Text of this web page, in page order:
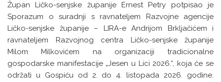
Župan Ličko-senjske županije Ernest Petry potpisao je
Sporazum o suradnji s ravnateljem Razvojne agencije
Ličko-senjske županije – LIRA-e Andrijom Brkljačićem i
ravnateljem Razvojnog centra Ličko-senjske županije
Milom Milkovićem na organizaciji tradicionalne
gospodarske manifestacije „Jesen u Lici 2026.“, koja će se
održati u Gospiću od 2. do 4. listopada 2026. godine.